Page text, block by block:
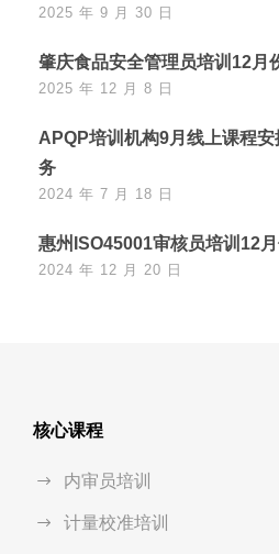
2025 年 9 月 30 日
肇庆食品安全管理员培训12月
2025 年 12 月 8 日
APQP培训机构9月线上课程
务
2024 年 7 月 18 日
惠州ISO45001审核员培训12
2024 年 12 月 20 日
核心课程
内审员培训
计量校准培训